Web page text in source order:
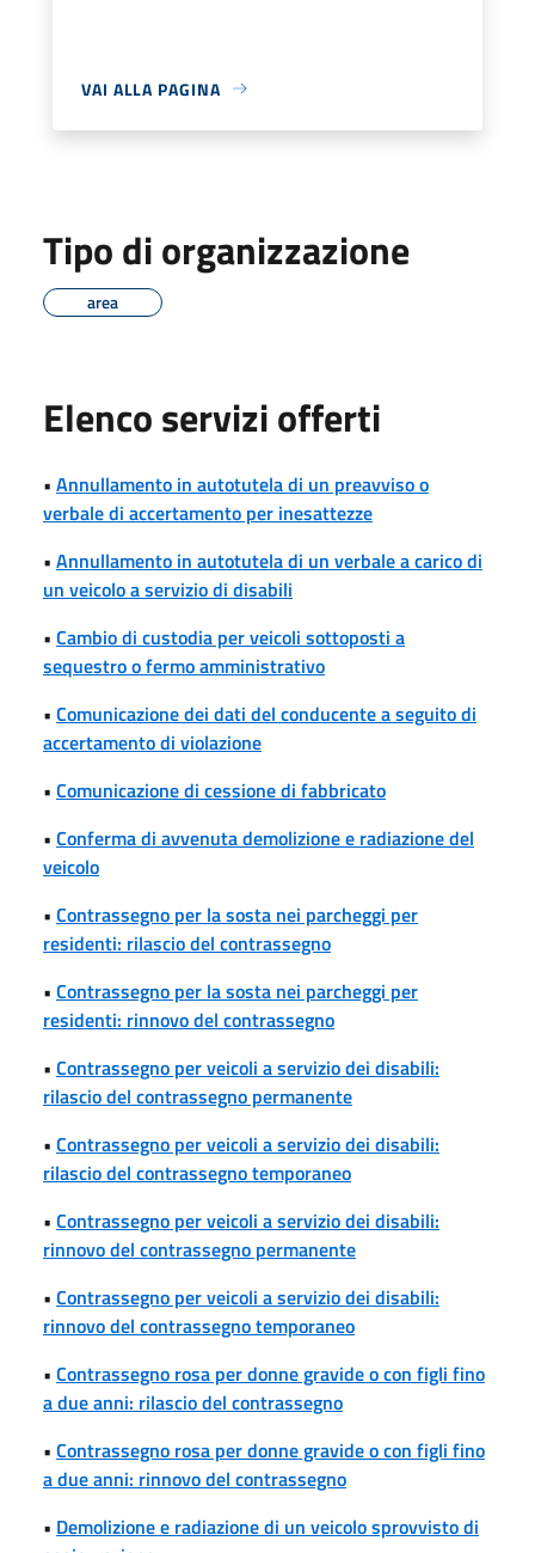
VAI ALLA PAGINA
Tipo di organizzazione
area
Elenco servizi offerti
• Annullamento in autotutela di un preavviso o
verbale di accertamento per inesattezze
• Annullamento in autotutela di un verbale a carico di
un veicolo a servizio di disabili
• Cambio di custodia per veicoli sottoposti a
sequestro o fermo amministrativo
• Comunicazione dei dati del conducente a seguito di
accertamento di violazione
• Comunicazione di cessione di fabbricato
• Conferma di avvenuta demolizione e radiazione del
veicolo
• Contrassegno per la sosta nei parcheggi per
residenti: rilascio del contrassegno
• Contrassegno per la sosta nei parcheggi per
residenti: rinnovo del contrassegno
• Contrassegno per veicoli a servizio dei disabili:
rilascio del contrassegno permanente
• Contrassegno per veicoli a servizio dei disabili:
rilascio del contrassegno temporaneo
• Contrassegno per veicoli a servizio dei disabili:
rinnovo del contrassegno permanente
• Contrassegno per veicoli a servizio dei disabili:
rinnovo del contrassegno temporaneo
• Contrassegno rosa per donne gravide o con figli fino
a due anni: rilascio del contrassegno
• Contrassegno rosa per donne gravide o con figli fino
a due anni: rinnovo del contrassegno
• Demolizione e radiazione di un veicolo sprovvisto di